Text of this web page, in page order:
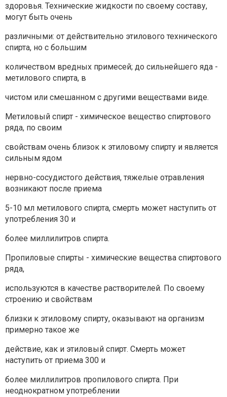
здоровья. Технические жидкости по своему составу,
могут быть очень
различными: от действительно этилового технического
спирта, но с большим
количеством вредных примесей; до сильнейшего яда -
метилового спирта, в
чистом или смешанном с другими веществами виде.
Метиловый спирт - химическое вещество спиртового
ряда, по своим
свойствам очень близок к этиловому спирту и является
сильным ядом
нервно-сосудистого действия, тяжелые отравления
возникают после приема
5-10 мл метилового спирта, смерть может наступить от
употребления 30 и
более миллилитров спирта.
Пропиловые спирты - химические вещества спиртового
ряда,
используются в качестве растворителей. По своему
строению и свойствам
близки к этиловому спирту, оказывают на организм
примерно такое же
действие, как и этиловый спирт. Смерть может
наступить от приема 300 и
более миллилитров пропилового спирта. При
неоднократном употреблении